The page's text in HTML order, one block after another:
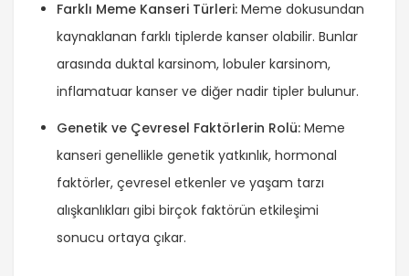
Farklı Meme Kanseri Türleri: Meme dokusundan
kaynaklanan farklı tiplerde kanser olabilir. Bunlar
arasında duktal karsinom, lobuler karsinom,
inflamatuar kanser ve diğer nadir tipler bulunur.
Genetik ve Çevresel Faktörlerin Rolü: Meme
kanseri genellikle genetik yatkınlık, hormonal
faktörler, çevresel etkenler ve yaşam tarzı
alışkanlıkları gibi birçok faktörün etkileşimi
sonucu ortaya çıkar.